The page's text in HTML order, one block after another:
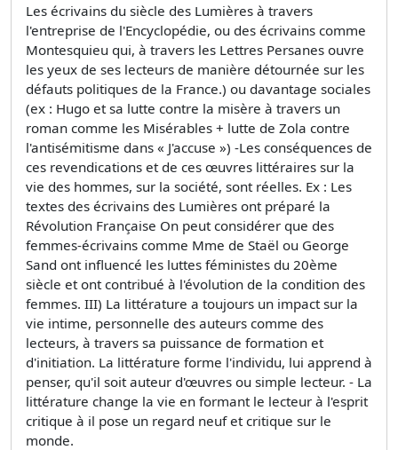
Les écrivains du siècle des Lumières à travers
l'entreprise de l'Encyclopédie, ou des écrivains comme
Montesquieu qui, à travers les Lettres Persanes ouvre
les yeux de ses lecteurs de manière détournée sur les
défauts politiques de la France.) ou davantage sociales
(ex : Hugo et sa lutte contre la misère à travers un
roman comme les Misérables + lutte de Zola contre
l'antisémitisme dans « J'accuse ») -Les conséquences de
ces revendications et de ces œuvres littéraires sur la
vie des hommes, sur la société, sont réelles. Ex : Les
textes des écrivains des Lumières ont préparé la
Révolution Française On peut considérer que des
femmes-écrivains comme Mme de Staël ou George
Sand ont influencé les luttes féministes du 20ème
siècle et ont contribué à l'évolution de la condition des
femmes. III) La littérature a toujours un impact sur la
vie intime, personnelle des auteurs comme des
lecteurs, à travers sa puissance de formation et
d'initiation. La littérature forme l'individu, lui apprend à
penser, qu'il soit auteur d'œuvres ou simple lecteur. - La
littérature change la vie en formant le lecteur à l'esprit
critique à il pose un regard neuf et critique sur le
monde.